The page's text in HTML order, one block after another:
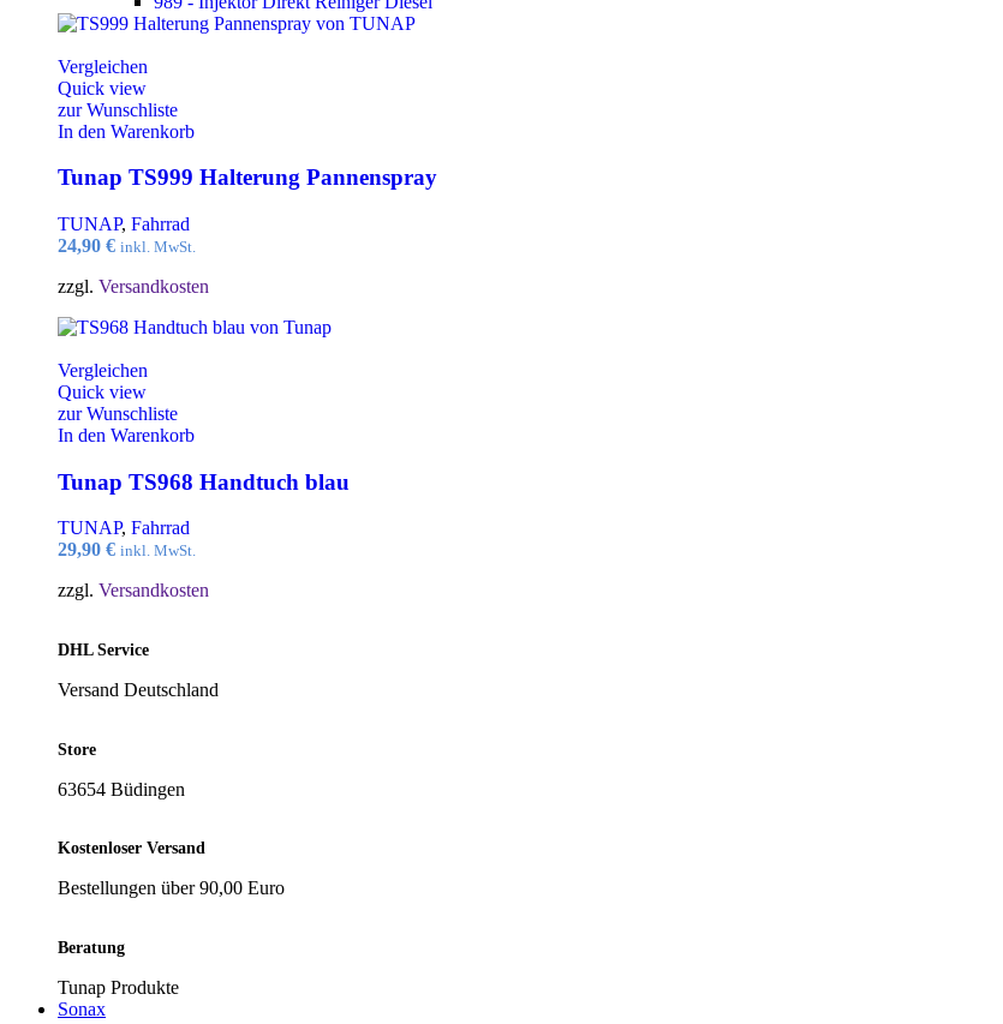
Vergleichen
Quick view
zur Wunschliste
In den Warenkorb
Tunap TS999 Halterung Pannenspray
TUNAP, Fahrrad
24,90 € inkl. MwSt.
zzgl. Versandkosten
Vergleichen
Quick view
zur Wunschliste
In den Warenkorb
Tunap TS968 Handtuch blau
TUNAP, Fahrrad
29,90 € inkl. MwSt.
zzgl. Versandkosten
DHL Service
Versand Deutschland
Store
63654 Büdingen
Kostenloser Versand
Bestellungen über 90,00 Euro
Beratung
Tunap Produkte
Sonax